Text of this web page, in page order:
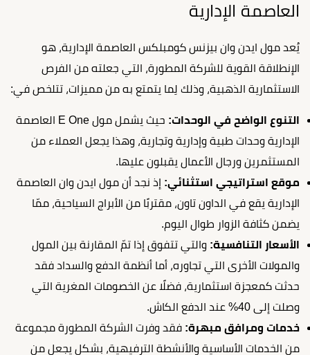
العاصمة الإدارية
يُعد مول ايدن وان بيزنس كومبلكس العاصمة الإدارية، هو
الإنطلاقة القوية للشركة المطورة، التي جعلته من الفرص
الاستثمارية الذهبية، وذلك لِما يتمتع به من مميزات، تتلخص في:
التنوع الواضح في الوحدات:
حيث يشمل مول E One العاصمة
الإدارية وحدات طبية وإدارية وتجارية، وهذا يجعل العملاء من
المستثمرين ورجال الأعمال يقبلون عليها.
موقع استراتيجي استثنائي: إذ نجد أن مول ايدن وان العاصمة
الإدارية يقع في الداون تاون، مقتربًا من الأبراج السياحية، ممّا
يضمن كثافة الزوار طوال اليوم.
الأسعار التنافسية: والتي تتفوق إذا تمّ المقارنة بين المول
والمولات الأخرى التي تجاوره، أما أنظمة الدفع والسداد فقد
حدثت كمعجزة استثمارية، فضلًا عن الخصومات المغرية التي
وصلت إلى 40% عند الدفع الكاش.
خدمات ومرافق مبهرة: فقد وفرت الشركة المطورة مجموعة
من الخدمات الأساسية والأنشطة الترفيهية، بشكل يجعل من